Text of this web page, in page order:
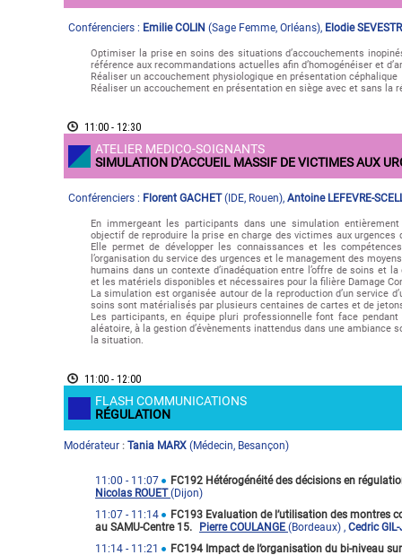
Conférenciers : Emilie COLIN (Sage Femme, Orléans), Elodie
Optimiser la prise en soins des situations d’accouchements
référence aux recommandations actuelles afin d’homogénéiser et
Réaliser un accouchement physiologique en présentation céphalique
Réaliser un accouchement en présentation en siège avec et sans la
11:00 - 12:30
ATELIER MEDICO-SOIGNANTS
SIMULATION D’ACCUEIL MASSIF DE VICTIMES AUX
Conférenciers : Florent GACHET( IDE, Rouen), Antoine LEFEVRE-
En immergeant les participants dans une simulation
objectif de reproduire la prise en charge des victimes aux
Elle permet de développer les connaissances et les
l’organisation du service des urgences et le management des moyens
humains dans un contexte d’inadéquation entre l’offre de soins et
et les matériels disponibles et nécessaires pour la filière Damage
La simulation est organisée autour de la reproduction d’un service
soins sont matérialisés par plusieurs centaines de cartes et de
Les participants, en équipe pluri professionnelle font face
aléatoire, à la gestion d’évènements inattendus dans une ambiance
la situation.
11:00 - 12:00
FLASH COMMUNICATIONS
RÉGULATION
Modérateur : Tania MARX (Médecin, Besançon)
11:00 - 11:07
FC192 Hétérogénéité des décisions en
Nicolas ROUET(Dijon)
11:07 - 11:14
FC193 Evaluation de l’utilisation des montres
au SAMU-Centre 15.
Pierre COULANGE (Bordeaux) , Cedric
11:14 - 11:21
FC194 Impact de l’organisation du bi-niveau